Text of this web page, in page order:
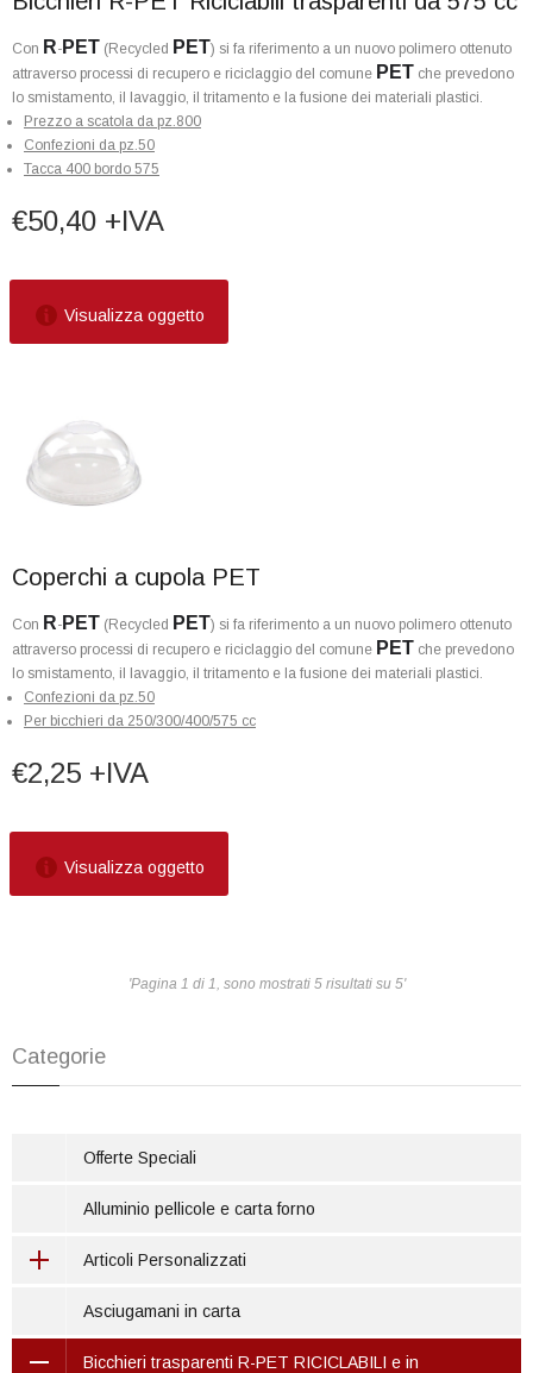
Con R- PET (Recycled PET) si fa riferimento a un nuovo polimero ottenuto
attraverso processi di recupero e riciclaggio del comune PET che prevedono
lo smistamento, il lavaggio, il tritamento e la fusione dei materiali plastici.
Prezzo a scatola da pz.800
Confezioni da pz.50
Tacca 400 bordo 575
€50,40 +IVA
Visualizza oggetto
Coperchi a cupola PET
Con R- PET (Recycled PET) si fa riferimento a un nuovo polimero ottenuto
attraverso processi di recupero e riciclaggio del comune PET che prevedono
lo smistamento, il lavaggio, il tritamento e la fusione dei materiali plastici.
Confezioni da pz.50
Per bicchieri da 250/300/400/575 cc
€2,25 +IVA
Visualizza oggetto
'Pagina 1 di 1, sono mostrati 5 risultati su 5'
Categorie
Offerte Speciali
Alluminio pellicole e carta forno
Articoli Personalizzati
Asciugamani in carta
Bicchieri trasparenti R-PET RICICLABILI e in